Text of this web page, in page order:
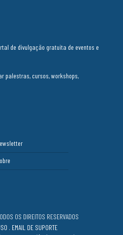
de divulgação gratuita de eventos e
palestras, cursos, workshops,
OS DIREITOS RESERVADOS
. EMAIL DE SUPORTE